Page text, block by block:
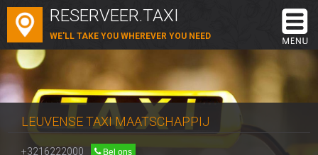
RESERVEER.TAXI
WE'LL TAKE YOU WHEREVER YOU NEED
LEUVENSE TAXI MAATSCHAPPIJ
+3216222000 Bel ons